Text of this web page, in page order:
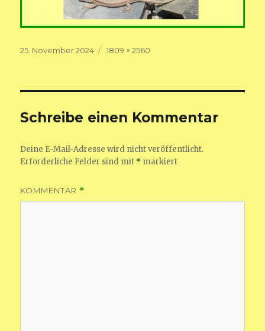
Veröffentlicht
25. November 2024
Volle
1809 × 2560
Schreibe einen Kommentar
Deine E-Mail-Adresse wird nicht veröffentlicht.
Erforderliche Felder sind mit * markiert
KOMMENTAR *